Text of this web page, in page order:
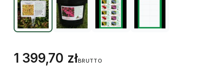
1 399,70 złBRUTTO